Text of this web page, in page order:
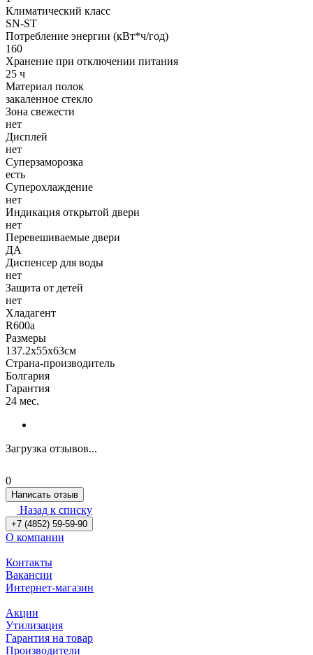
Климатический класс
SN-ST
Потребление энергии (кВт*ч/год)
160
Хранение при отключении питания
25 ч
Материал полок
закаленное стекло
Зона свежести
нет
Дисплей
нет
Суперзаморозка
есть
Суперохлаждение
нет
Индикация открытой двери
нет
Перевешиваемые двери
ДА
Диспенсер для воды
нет
Защита от детей
нет
Хладагент
R600a
Размеры
137.2x55x63см
Страна-производитель
Болгария
Гарантия
24 мес.
Загрузка отзывов...
0
Написать отзыв
Назад к списку
+7 (4852) 59-59-90
О компании
Контакты
Вакансии
Интернет-магазин
Акции
Утилизация
Гарантия на товар
Производители